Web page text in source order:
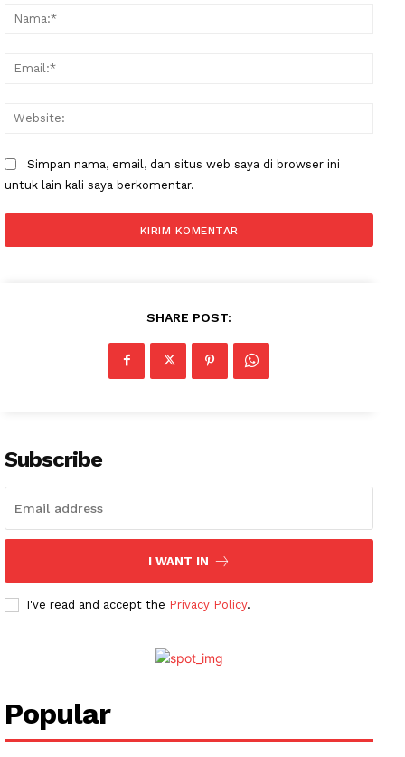
Magazine PRO
Simpan nama, email, dan situs web saya di browser ini
untuk lain kali saya berkomentar.
SHARE POST:
Subscribe
I WANT IN
I've read and accept the Privacy Policy.
Popular